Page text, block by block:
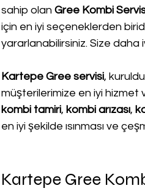
sahip olan Gree Kombi
için en iyi seçeneklerden
yararlanabilirsiniz. Size daha
Kartepe Gree servisi,
müşterilerimize en iyi hizmet
kombi tamiri, kombi arızası,
en iyi şekilde ısınması ve
Kartepe Gree